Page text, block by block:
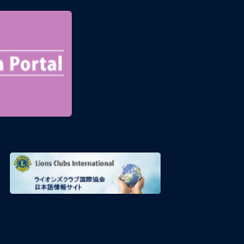
議
イオンズクラブ国際協会公式機関誌『ライ